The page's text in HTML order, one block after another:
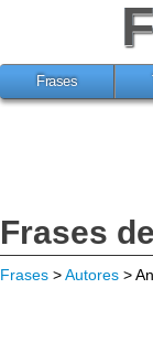
Frases
Frases
Frases >Autores >